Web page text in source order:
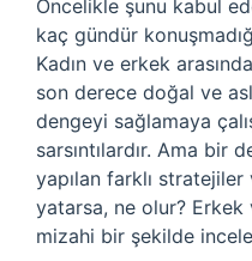
Öncelikle şunu kabul
kaç gündür
Kadın ve erkek
son derece doğal ve
dengeyi sağlamaya
sarsıntılardır. Ama bir
yapılan farklı
yatarsa, ne olur? Erkek
mizahi bir şekilde